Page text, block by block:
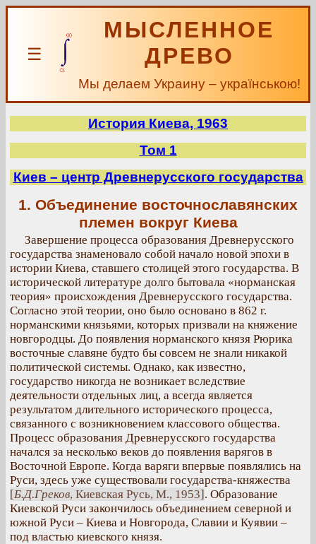
☰
МЫСЛЕННОЕ
ДРЕВО
Мы делаем Украину – українською!
История Киева, 1963
Том 1
Киев – центр Древнерусского государства
1. Объединение восточнославянских
племен вокруг Киева
Завершение процесса образования Древнерусского
государства знаменовало собой начало новой эпохи в
истории Киева, ставшего столицей этого государства. В
исторической литературе долго бытовала «норманская
теория» происхождения Древнерусского государства.
Согласно этой теории, оно было основано в 862 г.
норманскими князьями, которых призвали на княжение
новгородцы. До появления норманского князя Рюрика
восточные славяне будто бы совсем не знали никакой
политической системы. Однако, как известно,
государство никогда не возникает вследствие
деятельности отдельных лиц, а всегда является
результатом длительного исторического процесса,
связанного с возникновением классового общества.
Процесс образования Древнерусского государства
начался за несколько веков до появления варягов в
Восточной Европе. Когда варяги впервые появлялись на
Руси, здесь уже существовали государства-княжества
[Б.Д.Греков, Киевская Русь, М., 1953]. Образование
Киевской Руси закончилось объединением северной и
южной Руси – Киева и Новгорода, Славии и Куявии –
под властью киевского князя.